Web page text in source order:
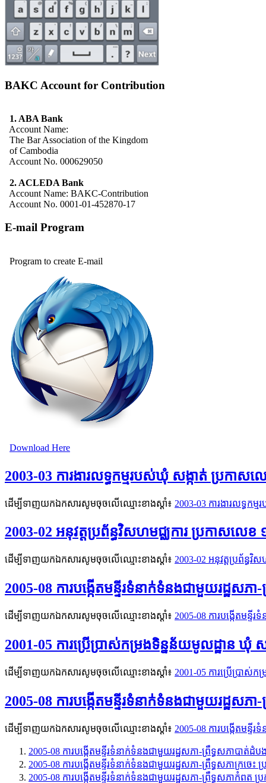
BAKC Account for Contribution
1. ABA Bank
Account Name:
The Bar Association of the Kingdom
of Cambodia
Account No. 000629050
2. ACLEDA Bank
Account Name: BAKC-Contribution
Account No. 0001-01-452870-17
E-mail Program
Program to create E-mail
Download Here
2003-03 ការងារលទ្ធកម្មរបស់ឃុំ សង្កាត់ ប្រកាស
ដើម្បីទាញយកឯកសារសូមចុចលើឈ្មោះខាងស្តាំ៖ 2003-03 ការងារលទ្ធក
2003-02 អនុវត្តប្រព័ន្ធវិសហមជ្ឈការ ប្រកាសលេខ
ដើម្បីទាញយកឯកសារសូមចុចលើឈ្មោះខាងស្តាំ៖ 2003-02 អនុវត្តប្រព័ន្ធ
2005-08 ការបង្កើតមន្ទីរទំនាក់ទំនងជាមួយរដ្ឋស
ដើម្បីទាញយកឯកសារសូមចុចលើឈ្មោះខាងស្តាំ៖ 2005-08 ការបង្កើតមន្
2001-05 ការប្រើប្រាស់កម្រងទិន្នន័យមូលដ្ឋាន ឃុំ
ដើម្បីទាញយកឯកសារសូមចុចលើឈ្មោះខាងស្តាំ៖ 2001-05 ការប្រើប្រាស់
2005-08 ការបង្កើតមន្ទីរទំនាក់ទំនងជាមួយរដ្ឋសភ
ដើម្បីទាញយកឯកសារសូមចុចលើឈ្មោះខាងស្តាំ៖ 2005-08 ការបង្កើតមន្ទី
2005-08 ការបង្កើតមន្ទីរទំនាក់ទំនងជាមួយរដ្ឋសភា-ព្រឹទ្ធសភាបាត់
2005-08 ការបង្កើតមន្ទីរទំនាក់ទំនងជាមួយរដ្ឋសភា-ព្រឹទ្ធសភាក្រចេ
2005-08 ការបង្កើតមន្ទីរទំនាក់ទំនងជាមួយរដ្ឋសភា-ព្រឹទ្ធសភាកំពត